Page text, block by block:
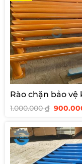
Rào chặn bảo vệ
1.000.000₫ Giá